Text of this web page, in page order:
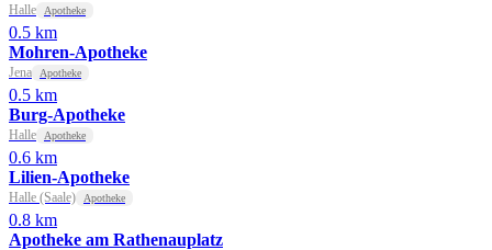
Halle Apotheke
0.5 km
Mohren-Apotheke
Jena Apotheke
0.5 km
Burg-Apotheke
Halle Apotheke
0.6 km
Lilien-Apotheke
Halle (Saale) Apotheke
0.8 km
Apotheke am Rathenauplatz